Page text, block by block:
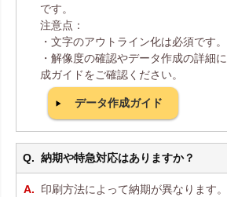
です。
注意点：
・文字のアウトライン化は必須です。
・解像度の確認やデータ作成の詳細
成ガイドをご確認ください。
データ作成ガイド
納期や特急対応はありますか？
印刷方法によって納期が異なります。